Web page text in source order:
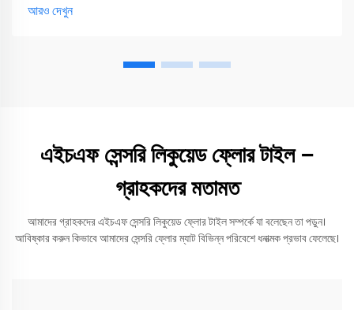
আরও দেখুন
এইচএফ সেন্সরি লিকুয়েড ফ্লোর টাইল –
গ্রাহকদের মতামত
আমাদের গ্রাহকদের এইচএফ সেন্সরি লিকুয়েড ফ্লোর টাইল সম্পর্কে যা বলেছেন তা পড়ুন।
আবিষ্কার করুন কিভাবে আমাদের সেন্সরি ফ্লোর ম্যাট বিভিন্ন পরিবেশে ধনাত্মক প্রভাব ফেলেছে।